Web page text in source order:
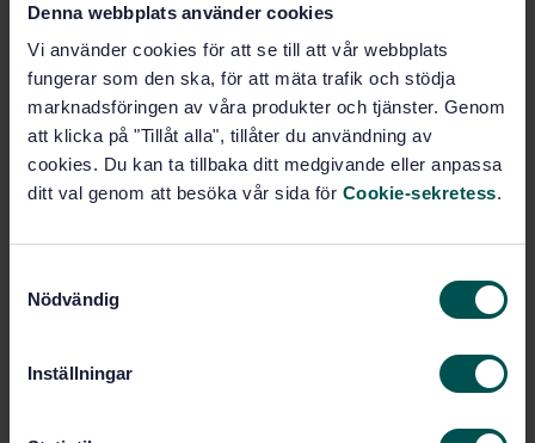
Denna webbplats använder cookies
Vi använder cookies för att se till att vår webbplats
fungerar som den ska, för att mäta trafik och stödja
marknadsföringen av våra produkter och tjänster. Genom
att klicka på "Tillåt alla", tillåter du användning av
cookies. Du kan ta tillbaka ditt medgivande eller anpassa
ditt val genom att besöka vår sida för Cookie-sekretess.
Nödvändig
Inställningar
04
Internationell titel: Ambient air -
Determination of a black smoke index
STD-16439
Utgåva:1